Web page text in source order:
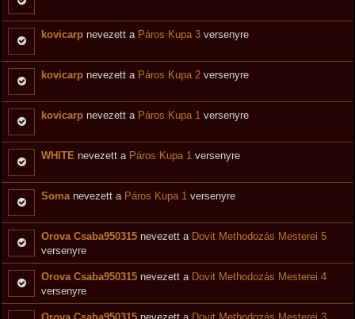
kovicarp nevezett a Páros Kupa 3 versenyre
kovicarp nevezett a Páros Kupa 2 versenyre
kovicarp nevezett a Páros Kupa 1 versenyre
WHITE nevezett a Páros Kupa 1 versenyre
Somanevezett a Páros Kupa 1 versenyre
Orova Csaba950315 nevezett a Dovit Methodozás Mesterei 5
versenyre
Orova Csaba950315 nevezett a Dovit Methodozás Mesterei 4
versenyre